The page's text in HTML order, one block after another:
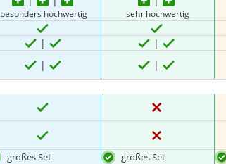
besonders hochwertig sehr hochwertig
großes Set
großes Set